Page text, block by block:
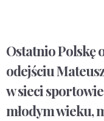
Ostatnio Polskę
odejściu
w sieci
młodym wieku,